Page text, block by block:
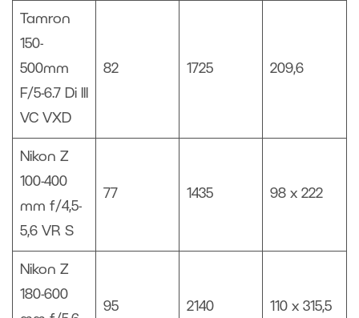
Tamron
150-
500mm
F/5-6.7 Di III
VC VXD
82 1725 209,6
Nikon Z
100-400
mm f/4,5-
5,6 VR S
77 1435 98 x 222
Nikon Z
180-600
95 2140 110 x 315,5